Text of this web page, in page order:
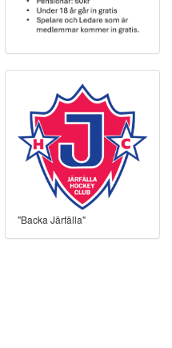
"Backa Järfälla"